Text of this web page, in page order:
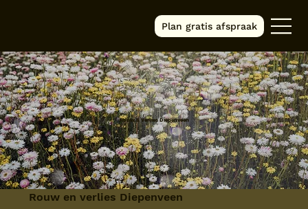
Plan gratis afspraak
Rouw & Verlies Diepenveen
Rouw en verlies Diepenveen